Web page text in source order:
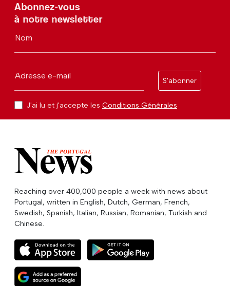
Abonnez-vous
à notre newsletter
Nom
Adresse e-mail
S'abonner
J'ai lu et j'accepte les Conditions Générales
Reaching over 400,000 people a week with news about
Portugal, written in English, Dutch, German, French,
Swedish, Spanish, Italian, Russian, Romanian, Turkish and
Chinese.